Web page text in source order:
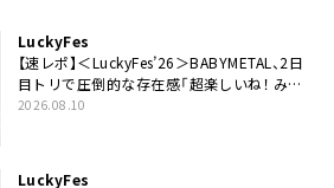
LuckyFes
【速レポ】＜LuckyFes’26＞BABYMETAL、2日
目トリで圧倒的な存在感「超楽しいね！ みん
なありがとう！」
2026.08.10
LuckyFes